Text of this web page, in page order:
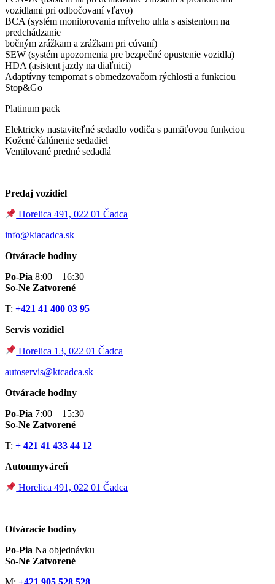
vozidlami pri odbočovaní vľavo)
BCA (systém monitorovania mŕtveho uhla s asistentom na
predchádzanie
bočným zrážkam a zrážkam pri cúvaní)
SEW (systém upozornenia pre bezpečné opustenie vozidla)
HDA (asistent jazdy na diaľnici)
Adaptívny tempomat s obmedzovačom rýchlosti a funkciou
Stop&Go
Platinum pack
Elektricky nastaviteľné sedadlo vodiča s pamäťovou funkciou
Kožené čalúnenie sedadiel
Ventilované predné sedadlá
Predaj vozidiel
Horelica 491, 022 01 Čadca
info@kiacadca.sk
Otváracie hodiny
Po-Pia 8:00 – 16:30
So-Ne Zatvorené
T: +421 41 400 03 95
Servis vozidiel
Horelica 13, 022 01 Čadca
autoservis@ktcadca.sk
Otváracie hodiny
Po-Pia 7:00 – 15:30
So-Ne Zatvorené
T: + 421 41 433 44 12
Autoumyváreň
Horelica 491, 022 01 Čadca
Otváracie hodiny
Po-Pia Na objednávku
So-Ne Zatvorené
M: +421 905 528 528